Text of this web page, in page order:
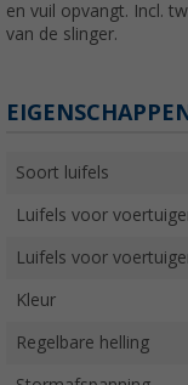
en vuil opvangt. Incl.
van de slinger.
Soort luifels
Luifels voor
Luifels voor
Kleur
Regelbare helling